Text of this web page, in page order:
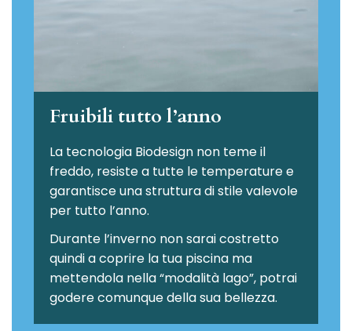
Fruibili tutto l’anno
La tecnologia Biodesign non teme il
freddo, resiste a tutte le temperature e
garantisce una struttura di stile valevole
per tutto l’anno.
Durante l’inverno non sarai costretto
quindi a coprire la tua piscina ma
mettendola nella “modalità lago”, potrai
godere comunque della sua bellezza.